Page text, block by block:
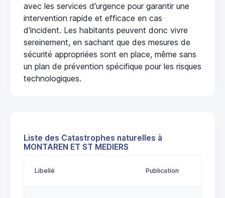
avec les services d'urgence pour garantir une
intervention rapide et efficace en cas
d'incident. Les habitants peuvent donc vivre
sereinement, en sachant que des mesures de
sécurité appropriées sont en place, même sans
un plan de prévention spécifique pour les risques
technologiques.
Liste des Catastrophes naturelles à
MONTAREN ET ST MEDIERS
Libellé Publication